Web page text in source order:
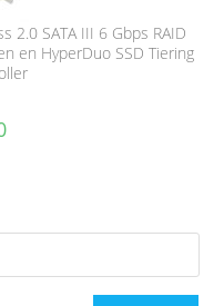
2.0 SATA III 6 Gbps RAID
en HyperDuo SSD Tiering